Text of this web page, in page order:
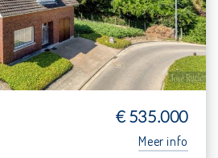
140 m²
€ 535.000
Meer info